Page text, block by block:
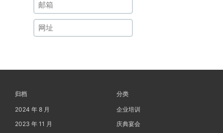
归档
2024 年 8 月
2023 年 11 月
分类
企业培训
庆典宴会